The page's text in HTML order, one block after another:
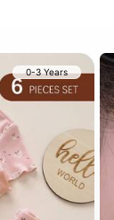
0-3 Years